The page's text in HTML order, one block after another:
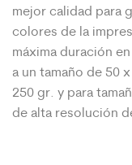
mejor calidad para
colores de la
máxima duración
a un tamaño de 50
250 gr. y para
de alta resolución